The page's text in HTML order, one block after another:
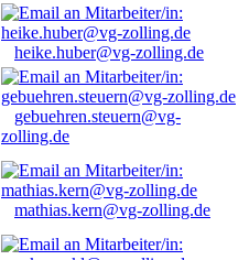
heike.huber@vg-zolling.de
gebuehren.steuern@vg-
zolling.de
mathias.kern@vg-zolling.de